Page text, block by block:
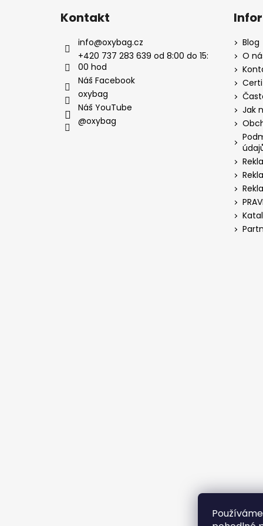
Kontakt
info@oxybag.cz
+420 737 283 639 od 8:00 do 15:
00 hod
Náš Facebook
oxybag
Náš YouTube
@oxybag
Blog
O
Jak